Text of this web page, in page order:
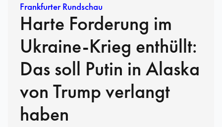
Frankfurter Rundschau
Harte Forderung im
Ukraine-Krieg enthüllt:
Das soll Putin in Alaska
von Trump verlangt
haben